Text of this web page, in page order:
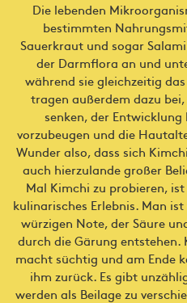
Die lebenden
bestimmten
Sauerkraut und sogar
der Darmflora an und
während sie gleichzeitig
tragen außerdem dazu
senken, der
vorzubeugen und die
Wunder also, dass sich
auch hierzulande großer
Mal Kimchi zu probieren,
kulinarisches Erlebnis. Man
würzigen Note, der Säure
durch die Gärung entstehen.
macht süchtig und am Ende
ihm zurück. Es gibt
werden als Beilage zu